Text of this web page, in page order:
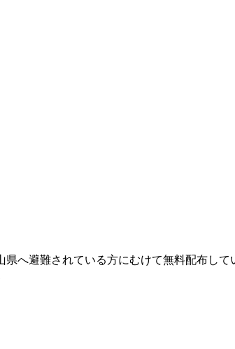
県へ避難されている方にむけて無料配布し